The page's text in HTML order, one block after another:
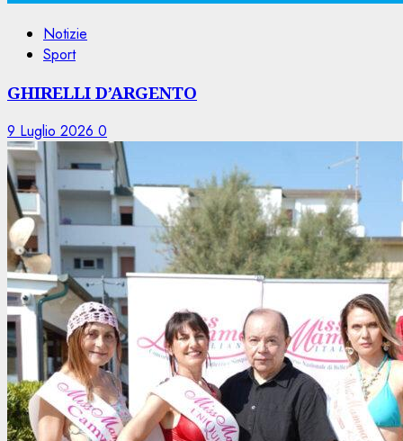
Notizie
Sport
GHIRELLI D’ARGENTO
9 Luglio 2026 0